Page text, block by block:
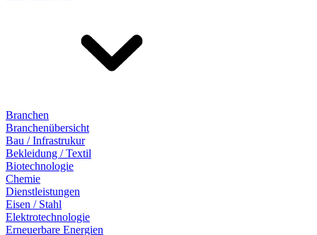
Branchen
Branchenübersicht
Bau / Infrastrukur
Bekleidung / Textil
Biotechnologie
Chemie
Dienstleistungen
Eisen / Stahl
Elektrotechnologie
Erneuerbare Energien